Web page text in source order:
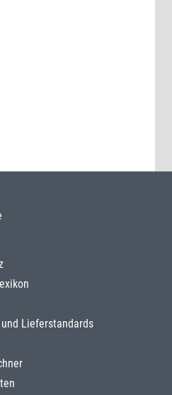
Lieferstandards